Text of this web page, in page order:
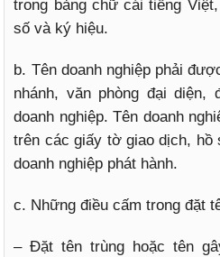
trong bảng chữ cái tiếng
số và ký hiệu.
b. Tên doanh nghiệp phải
nhánh, văn phòng đại diện,
doanh nghiệp. Tên doanh
trên các giấy tờ giao dịch, hồ
doanh nghiệp phát hành.
c. Những điều cấm trong đặt
– Đặt tên trùng hoặc tên